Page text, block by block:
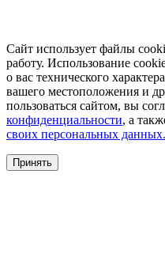
Сайт использует файлы
работу. Использование
о вас технического
вашего местоположения и
пользоваться сайтом, вы
конфиденциальности, а
своих персональных данных.
Принять